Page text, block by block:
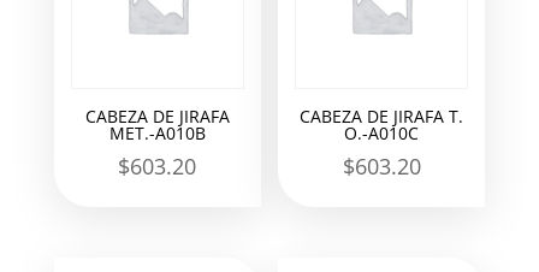
CABEZA DE JIRAFA
MET.-A010B
$603.20
CABEZA DE JIRAFA T.
O.-A010C
$603.20